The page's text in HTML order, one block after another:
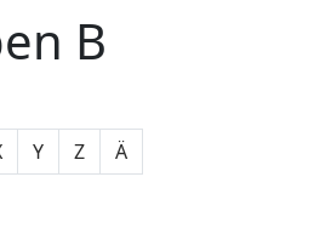
B
Y Z
Ä